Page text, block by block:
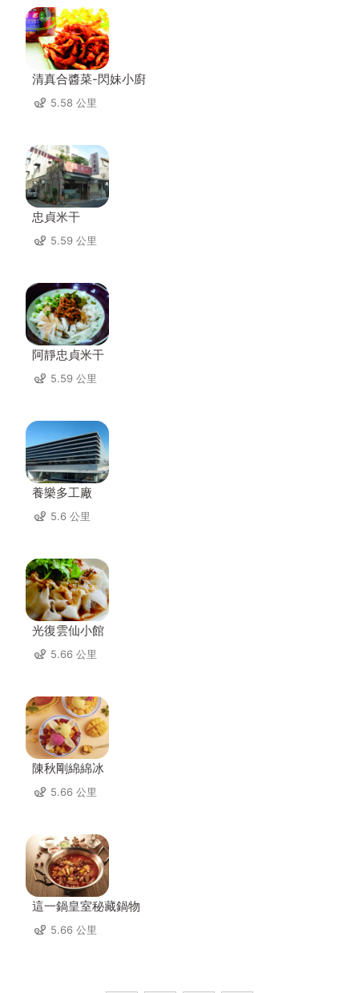
清真合醬菜-閃妹小廚
5.58 公里
忠貞米干
5.59 公里
阿靜忠貞米干
5.59 公里
養樂多工廠
5.6 公里
光復雲仙小館
5.66 公里
陳秋剛綿綿冰
5.66 公里
這一鍋皇室秘藏鍋物
5.66 公里